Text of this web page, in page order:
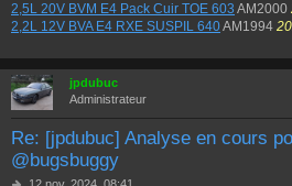
2,5L 20V BVM E4 Pack Cuir TOE 603 AM2000
2,2L 12V BVA E4 RXE SUSPIL 640AM1994
jpdubuc
Administrateur
Re: [jpdubuc] Analyse en cours
@bugsbuggy
M